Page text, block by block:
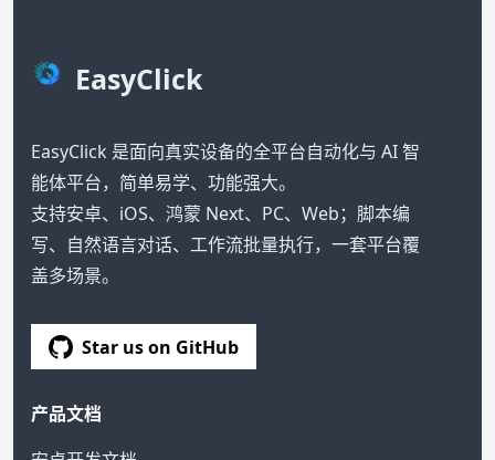
EasyClick
EasyClick 是面向真实设备的全平台自动化与 AI 智
能体平台，简单易学、功能强大。
支持安卓、iOS、鸿蒙 Next、PC、Web；脚本编
写、自然语言对话、工作流批量执行，一套平台覆
盖多场景。
Star us on GitHub
产品文档